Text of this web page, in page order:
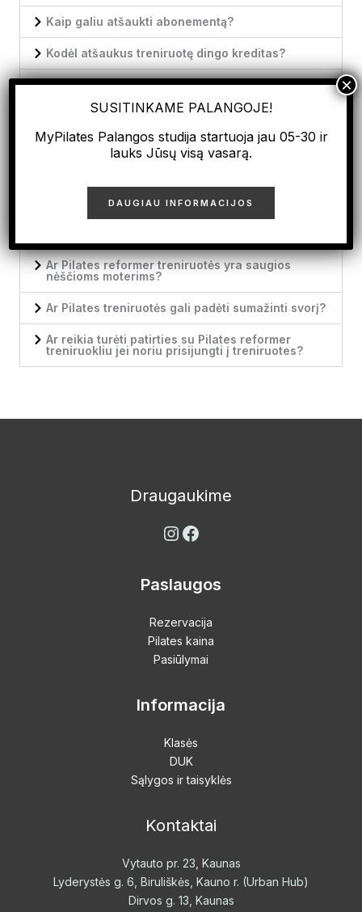
Kaip galiu atšaukti abonementą?
Kodėl atšaukus treniruotę dingo kreditas?
Kodėl buvo nuskaityti pinigai nuo mano banko
Kiek kartų per savaitę turėčiau atvykti į
Kuo Pilates skiriasi nuo jogos?
Ar Pilates reformer treniruotės yra saugios
nėščioms moterims?
Ar Pilates treniruotės gali padėti sumažinti svorį?
Ar reikia turėti patirties su Pilates reformer
treniruokliu jei noriu prisijungti į treniruotes?
Draugaukime
Instagram
Facebook
Paslaugos
Rezervacija
Pilates kaina
Pasiūlymai
Informacija
Klasės
DUK
Sąlygos ir taisyklės
Kontaktai
Vytauto pr. 23, Kaunas
Lyderystės g. 6, Biruliškės, Kauno r. (Urban Hub)
Dirvos g. 13, Kaunas
SUSITINKAME PALANGOJE!
MyPilates Palangos studija startuoja jau 05-30 ir
lauks Jūsų visą vasarą.
DAUGIAU INFORMACIJOS